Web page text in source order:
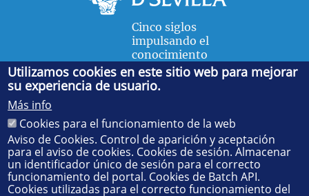
Cinco siglos
impulsando el
conocimiento
FACULTAD DE FÍSICA
Avda. de la Reina Mercedes, s/n. 41012 Sevilla. Tel.:
55 28 91. Administración:administradorfisica@us.es
Secretaría:jsecfisi@us.es- Decanato:ffisaog@us.es
Utilizamos cookies en este sitio web para mejorar
su experiencia de usuario.
Más info
Cookies para el funcionamiento de la web
Aviso de Cookies. Control de aparición y aceptación
para el aviso de cookies. Cookies de sesión. Almacenar
un identificador único de sesión para el correcto
funcionamiento del portal. Cookies de Batch API.
Cookies utilizadas para el correcto funcionamiento del